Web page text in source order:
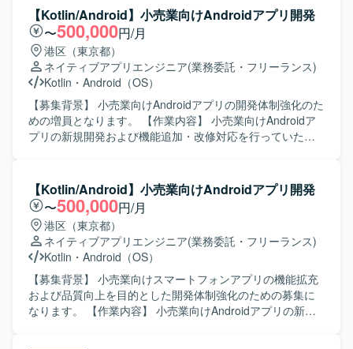
担当していただきます。また、チームメンバーや他チーム
と連携しながら、仕様調整やレビュー対応も行っていただ
きます。 【求める人物像】 チーム開発を前提に円滑なコミ
ュニケーションが取れ、自ら課題を発見し改善提案ができ
る方を求めています。既存の設計やテスト方針を尊重しつ
つ、より良いアーキテクチャや開発プロセスを意識して取
り組める方が望ましいです。 【ポジションの魅力】 コンシ
ューマ向け婚活アプリの開発に携わることで、多くのユー
ザーに影響力のあるサービス開発経験を積むことができま
の知見を深めることができます。 【開発環境】 Android向
けネイティブアプリ開発環境にて、Kotlin/JavaおよびGitを
用いたチーム開発を行います。アーキテクチャはClean
Architectureを意識した構成となっている想定です。
【Kotlin/Android】小売業向けAndroidアプリ開発
〜500,000円/月
港区（東京都）
ネイティブアプリエンジニア(業務委託・フリーランス)
Kotlin ・ Android（OS）
【募集背景】 小売業向けAndroidアプリの開発体制強化のた
めの増員となります。 【作業内容】 小売業向けAndroidア
プリの新規開発および機能追加・改修対応を行っていただ
す。 【求める人物像】 モバイルアプリ開発に主体的に取り
組み、周囲とコミュニケーションを取りながら自律的に開
発を推進いただける方を求めています。技術的な知見を活
かしつつ、仕様の意図を汲み取りながら柔軟に対応いただ
ける方が望ましいです。 【ポジションの魅力】 Kotlinを中
心としたAndroidアプリ開発に深く関わることができ、アプ
リの機能改善や品質向上に直接貢献できる環境です。クリ
ーンアーキテクチャやDDDなどのモダンな設計思想にも触
れながら経験を積むことができます。 【開発環境】 Kotlin
【Kotlin/Android】小売業向けAndroidアプリ開発
〜500,000円/月
港区（東京都）
ネイティブアプリエンジニア(業務委託・フリーランス)
Kotlin ・ Android（OS）
【募集背景】 小売業向けスマートフォンアプリの機能拡充
および品質向上を目的とした開発体制強化のための募集に
なります。 【作業内容】 小売業向けAndroidアプリの新規